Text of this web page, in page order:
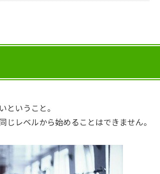
ということ。
レベルから始めることはできません。